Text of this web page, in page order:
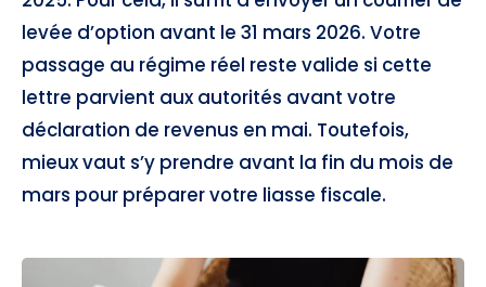
levée d’option avant le 31 mars 2026. Votre
passage au régime réel reste valide si cette
lettre parvient aux autorités avant votre
déclaration de revenus en mai. Toutefois,
mieux vaut s’y prendre avant la fin du mois de
mars pour préparer votre liasse fiscale.